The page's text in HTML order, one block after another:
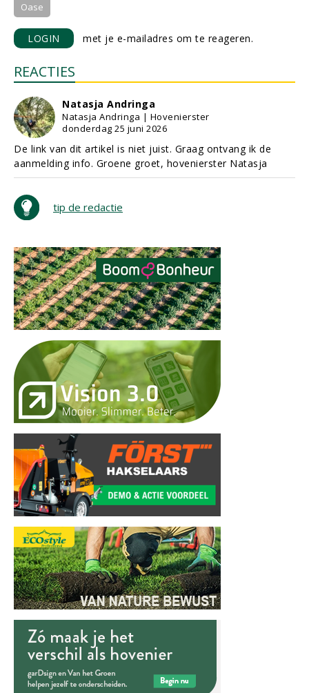
Oase
LOGIN met je e-mailadres om te reageren.
REACTIES
Natasja Andringa
Natasja Andringa | Hovenierster
donderdag 25 juni 2026
De link van dit artikel is niet juist. Graag ontvang ik de
aanmelding info. Groene groet, hovenierster Natasja
tip de redactie